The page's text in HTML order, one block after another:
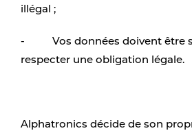
illégal ;
- Vos données doivent être
respecter une obligation légale.
Alphatronics décide de son